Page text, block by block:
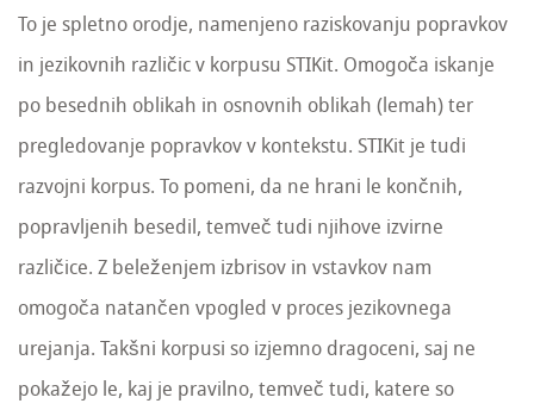
To je spletno orodje, namenjeno raziskovanju popravkov
in jezikovnih različic v korpusu STIKit. Omogoča iskanje
po besednih oblikah in osnovnih oblikah (lemah) ter
pregledovanje popravkov v kontekstu. STIKit je tudi
razvojni korpus. To pomeni, da ne hrani le končnih,
popravljenih besedil, temveč tudi njihove izvirne
različice. Z beleženjem izbrisov in vstavkov nam
omogoča natančen vpogled v proces jezikovnega
urejanja. Takšni korpusi so izjemno dragoceni, saj ne
pokažejo le, kaj je pravilno, temveč tudi, katere so